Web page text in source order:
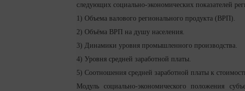
следующих социально-экономических показателей
1) Объема валового регионального продукта (ВРП).
2) Объёма ВРП на душу населения.
3) Динамики уровня промышленного производства.
4) Уровня средней заработной платы.
5) Соотношения средней заработной платы к
Модуль социально-экономического положения